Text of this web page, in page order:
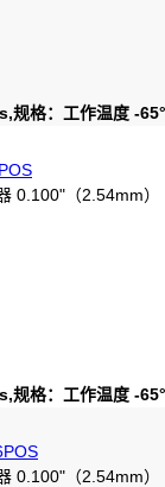
格：工作温度 -
0.100"（2.54mm）
格：工作温度 -
0.100"（2.54mm）